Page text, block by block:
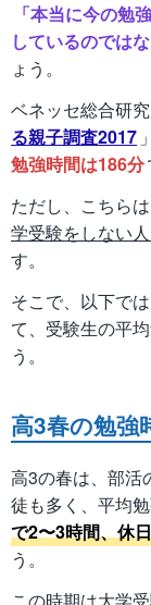
「本当に今の勉
しているのでは
ょう。
ベネッセ総合研
る親子調査2017
勉強時間は186分
ただし、こちら
学受験をしない
す。
そこで、以下で
て、受験生の平
う。
高3春の勉強
高3の春は、部活
徒も多く、平均
で2〜3時間、休
う。
この時期は大学